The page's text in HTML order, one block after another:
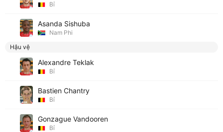
Bỉ
Asanda Sishuba
Nam Phi
Hậu vệ
Alexandre Teklak
Bỉ
Bastien Chantry
Bỉ
Gonzague Vandooren
Bỉ